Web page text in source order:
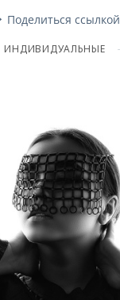
Поделиться ссылкой
ИНДИВИДУАЛЬНЫЕ